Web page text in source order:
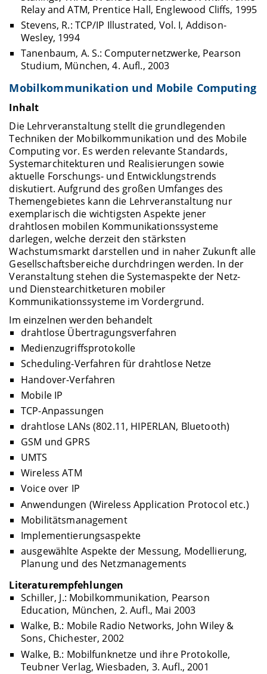
Relay and ATM, Prentice Hall, Englewood Cliffs, 1995
Stevens, R.: TCP/IP Illustrated, Vol. I, Addison-
Wesley, 1994
Tanenbaum, A. S.: Computernetzwerke, Pearson
Studium, München, 4. Aufl., 2003
Mobilkommunikation und Mobile Computing
Inhalt
Die Lehrveranstaltung stellt die grundlegenden
Techniken der Mobilkommunikation und des Mobile
Computing vor. Es werden relevante Standards,
Systemarchitekturen und Realisierungen sowie
aktuelle Forschungs- und Entwicklungstrends
diskutiert. Aufgrund des großen Umfanges des
Themengebietes kann die Lehrveranstaltung nur
exemplarisch die wichtigsten Aspekte jener
drahtlosen mobilen Kommunikationssysteme
darlegen, welche derzeit den stärksten
Wachstumsmarkt darstellen und in naher Zukunft alle
Gesellschaftsbereiche durchdringen werden. In der
Veranstaltung stehen die Systemaspekte der Netz-
und Dienstearchitketuren mobiler
Kommunikationssysteme im Vordergrund.
Im einzelnen werden behandelt
drahtlose Übertragungsverfahren
Medienzugriffsprotokolle
Scheduling-Verfahren für drahtlose Netze
Handover-Verfahren
Mobile IP
TCP-Anpassungen
drahtlose LANs (802.11, HIPERLAN, Bluetooth)
GSM und GPRS
UMTS
Wireless ATM
Voice over IP
Anwendungen (Wireless Application Protocol etc.)
Mobilitätsmanagement
Implementierungsaspekte
ausgewählte Aspekte der Messung, Modellierung,
Planung und des Netzmanagements
Literaturempfehlungen
Schiller, J.: Mobilkommunikation, Pearson
Education, München, 2. Aufl., Mai 2003
Walke, B.: Mobile Radio Networks, John Wiley &
Sons, Chichester, 2002
Walke, B.: Mobilfunknetze und ihre Protokolle,
Teubner Verlag, Wiesbaden, 3. Aufl., 2001